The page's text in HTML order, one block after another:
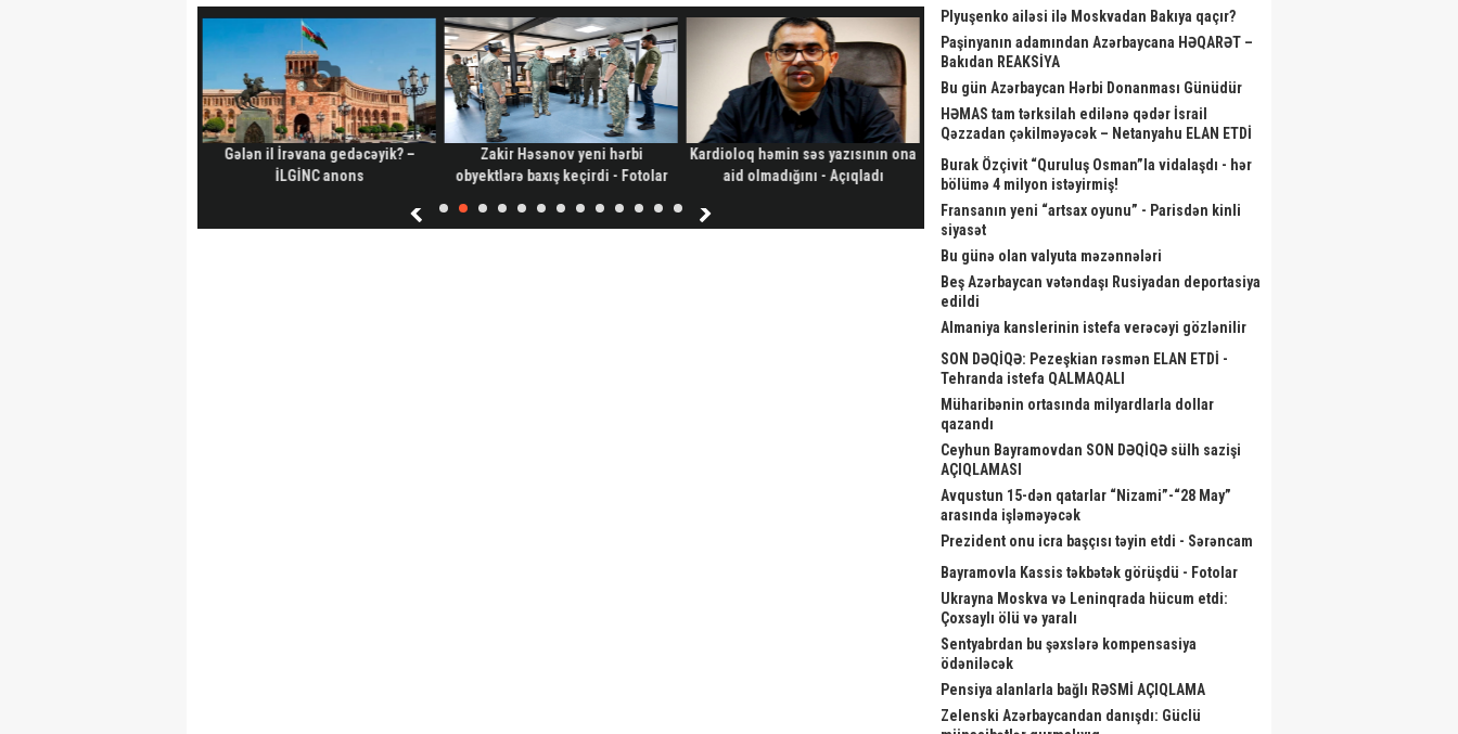
Gələn il İrəvana gedəcəyik? –
İLGİNC anons
Zakir Həsənov yeni hərbi
obyektlərə baxış keçirdi - Fotolar
Kardioloq həmin səs yazısının ona
aid olmadığını - Açıqladı
Bu gün Azərbaycan Hərbi
Donanması Günüdür
etmək olacaq
Plyuşenko ailəsi ilə Moskvadan Bakıya qaçır?
Paşinyanın adamından Azərbaycana HƏQARƏT –
Bakıdan REAKSİYA
Bu gün Azərbaycan Hərbi Donanması Günüdür
HƏMAS tam tərksilah edilənə qədər İsrail
Qəzzadan çəkilməyəcək – Netanyahu ELAN ETDİ
Burak Özçivit “Quruluş Osman”la vidalaşdı - hər
bölümə 4 milyon istəyirmiş!
Fransanın yeni “artsax oyunu” - Parisdən kinli
siyasət
Bu günə olan valyuta məzənnələri
Beş Azərbaycan vətəndaşı Rusiyadan deportasiya
edildi
Almaniya kanslerinin istefa verəcəyi gözlənilir
SON DƏQİQƏ: Pezeşkian rəsmən ELAN ETDİ -
Tehranda istefa QALMAQALI
Müharibənin ortasında milyardlarla dollar
qazandı
Ceyhun Bayramovdan SON DƏQİQƏ sülh sazişi
AÇIQLAMASI
Avqustun 15-dən qatarlar “Nizami”-“28 May”
arasında işləməyəcək
Prezident onu icra başçısı təyin etdi - Sərəncam
Bayramovla Kassis təkbətək görüşdü - Fotolar
Ukrayna Moskva və Leninqrada hücum etdi:
Çoxsaylı ölü və yaralı
Sentyabrdan bu şəxslərə kompensasiya
ödəniləcək
Pensiya alanlarla bağlı RƏSMİ AÇIQLAMA
Zelenski Azərbaycandan danışdı: Güclü